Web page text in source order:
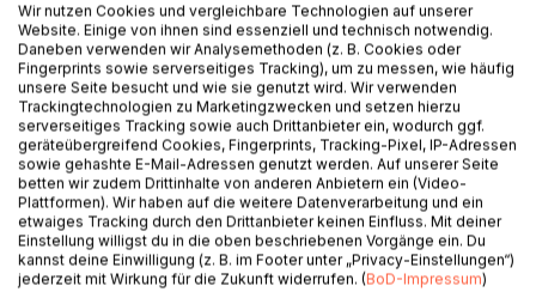
BESCHREIBUNG
Der Krieg hat es nicht wirklich geschafft bis auf den abseits
gelegenen Bauernhof der Krämers. Da findet die junge
Anne in den letzten Monaten des Krieges einen
Wir nutzen Cookies und vergleichbare Technologien auf unserer
Website. Einige von ihnen sind essenziell und technisch notwendig.
Daneben verwenden wir Analysemethoden (z. B. Cookies oder
Fingerprints sowie serverseitiges Tracking), um zu messen, wie häufig
unsere Seite besucht und wie sie genutzt wird. Wir verwenden
Trackingtechnologien zu Marketingzwecken und setzen hierzu
serverseitiges Tracking sowie auch Drittanbieter ein, wodurch ggf.
geräteübergreifend Cookies, Fingerprints, Tracking-Pixel, IP-Adressen
sowie gehashte E-Mail-Adressen genutzt werden. Auf unserer Seite
betten wir zudem Drittinhalte von anderen Anbietern ein (Video-
Plattformen). Wir haben auf die weitere Datenverarbeitung und ein
etwaiges Tracking durch den Drittanbieter keinen Einfluss. Mit deiner
Einstellung willigst du in die oben beschriebenen Vorgänge ein. Du
kannst deine Einwilligung (z. B. im Footer unter „Privacy-Einstellungen“)
jederzeit mit Wirkung für die Zukunft widerrufen. (BoD-Impressum)